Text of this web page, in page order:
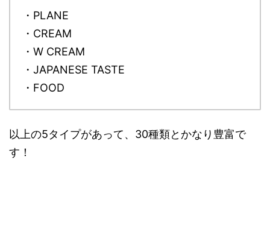
・PLANE
・CREAM
・W CREAM
・JAPANESE TASTE
・FOOD
以上の5タイプがあって、30種類とかなり豊富で
す！